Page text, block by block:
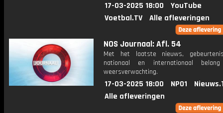
17-03-2025 18:00
YouTube
Voetbal.TV
Alle afleveringen
NOS Journaal: Afl. 54
Met het laatste nieuws,
nationaal en internationaal
weersverwachting.
17-03-2025 18:00 NPO1
Alle afleveringen